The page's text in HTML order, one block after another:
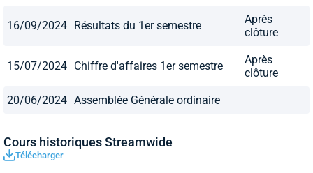
16/09/2024 Résultats du 1er semestre
Après
clôture
15/07/2024 Chiffre d'affaires 1er semestre
Après
clôture
20/06/2024 Assemblée Générale ordinaire
Cours historiques Streamwide
Télécharger